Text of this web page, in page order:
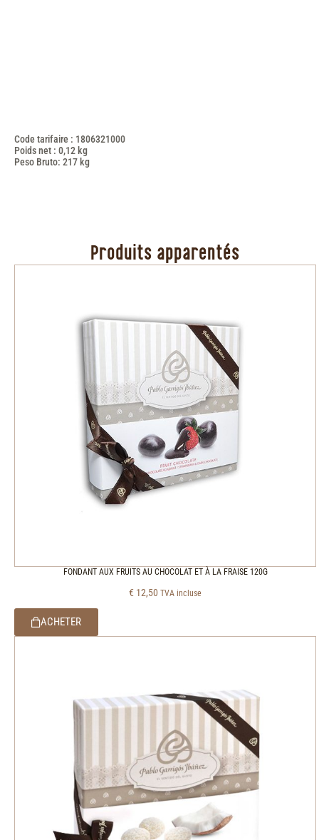
Code tarifaire : 1806321000
Poids net : 0,12 kg
Peso Bruto: 217 kg
Produits apparentés
FONDANT AUX FRUITS AU CHOCOLAT ET À LA FRAISE 120G
€ 12,50 TVA incluse
ACHETER